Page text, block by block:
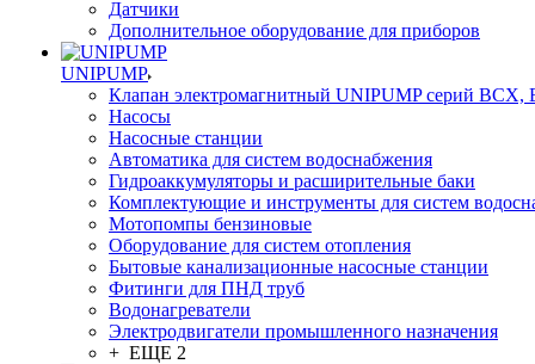
Датчики
Дополнительное оборудование для приборов
UNIPUMP
Клапан электромагнитный UNIPUMP серий BCX,
Насосы
Насосные станции
Автоматика для систем водоснабжения
Гидроаккумуляторы и расширительные баки
Комплектующие и инструменты для систем
Мотопомпы бензиновые
Оборудование для систем отопления
Бытовые канализационные насосные станции
Фитинги для ПНД труб
Водонагреватели
Электродвигатели промышленного назначения
+ ЕЩЕ 2